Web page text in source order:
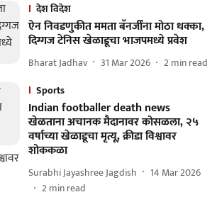
देश विदेश
ऐन निवडणुकीत ममता बॅनर्जींना मोठा धक्का,
दिग्गज टेनिस खेळाडूचा भाजपमध्ये प्रवेश
Bharat Jadhav 31 Mar 2026 2min read
Sports
Indian footballer death news
खेळताना अचानक मैदानावर कोसळला, २५
वर्षाच्या खेळाडूचा मृत्यू, क्रीडा विश्वावर
शोककळा
Surabhi Jayashree Jagdish
14 Mar 2026
2min read